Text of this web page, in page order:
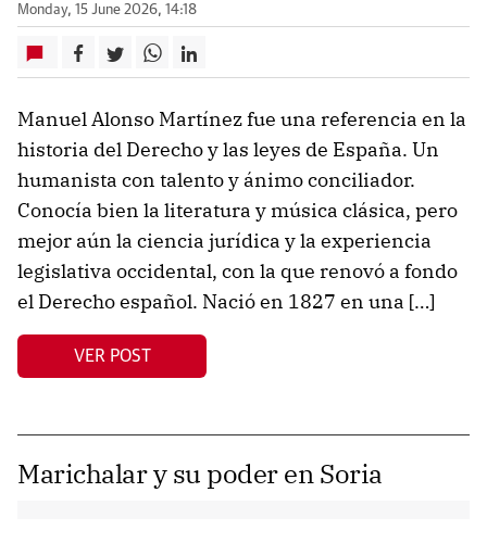
Monday, 15 June 2026, 14:18
Manuel Alonso Martínez fue una referencia en la
historia del Derecho y las leyes de España. Un
humanista con talento y ánimo conciliador.
Conocía bien la literatura y música clásica, pero
mejor aún la ciencia jurídica y la experiencia
legislativa occidental, con la que renovó a fondo
el Derecho español. Nació en 1827 en una […]
VER POST
Marichalar y su poder en Soria